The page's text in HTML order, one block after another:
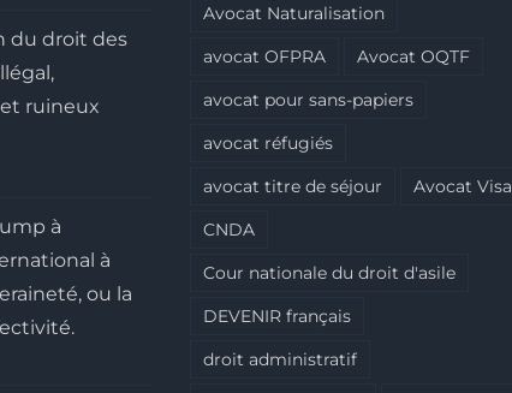
du droit des
ruineux
à
à
ou la
Avocat Naturalisation
avocat OFPRA
Avocat OQTF
avocat pour sans-papiers
avocat réfugiés
avocat titre de séjour
Avocat Visa
CNDA
Cour nationale du droit d'asile
DEVENIR français
droit administratif